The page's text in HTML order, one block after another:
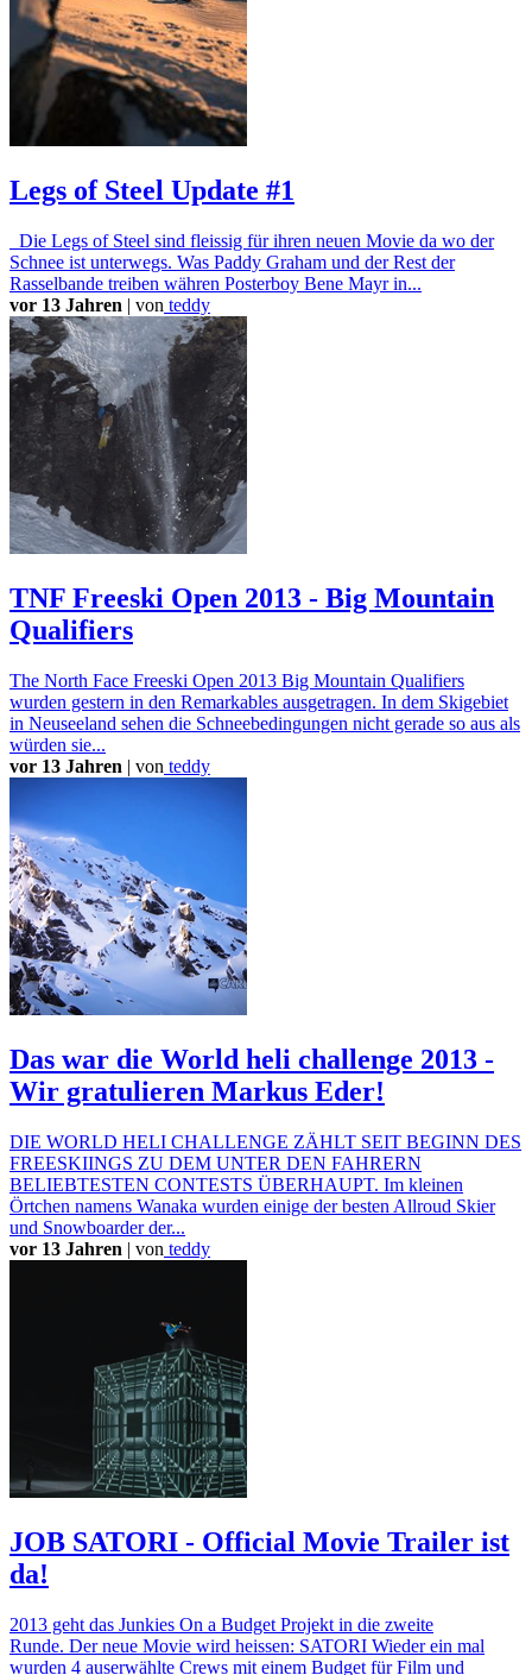
Legs of Steel Update #1
Die Legs of Steel sind fleissig für ihren neuen Movie da wo der
Schnee ist unterwegs. Was Paddy Graham und der Rest der
Rasselbande treiben währen Posterboy Bene Mayr in...
vor 13 Jahren | von teddy
TNF Freeski Open 2013 - Big Mountain
Qualifiers
The North Face Freeski Open 2013 Big Mountain Qualifiers
wurden gestern in den Remarkables ausgetragen. In dem Skigebiet
in Neuseeland sehen die Schneebedingungen nicht gerade so aus als
würden sie...
vor 13 Jahren | von teddy
Das war die World heli challenge 2013 -
Wir gratulieren Markus Eder!
DIE WORLD HELI CHALLENGE ZÄHLT SEIT BEGINN DES
FREESKIINGS ZU DEM UNTER DEN FAHRERN
BELIEBTESTEN CONTESTS ÜBERHAUPT. Im kleinen
Örtchen namens Wanaka wurden einige der besten Allroud Skier
und Snowboarder der...
vor 13 Jahren | von teddy
JOB SATORI - Official Movie Trailer ist
da!
2013 geht das Junkies On a Budget Projekt in die zweite
Runde. Der neue Movie wird heissen: SATORI Wieder ein mal
wurden 4 auserwählte Crews mit einem Budget für Film und